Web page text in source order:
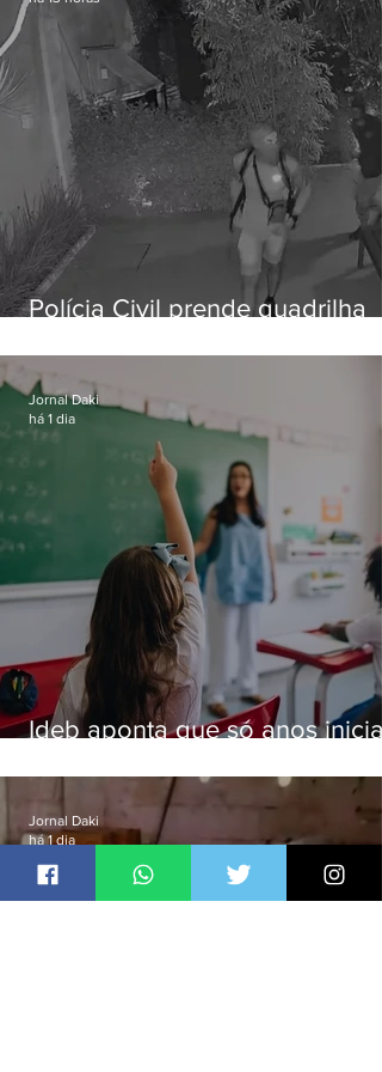
Polícia Civil prende quadrilha
residências de luxo no Rio
Ideb aponta que só anos
educação
Jornal Daki
há 1 dia
Jornal Daki
há 1 dia